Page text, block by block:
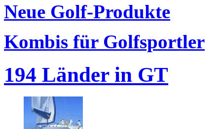
Neue Golf-Produkte
Kombis für Golfsportler
194 Länder in GT